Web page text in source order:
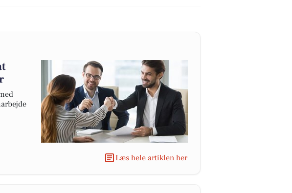
Læs hele artiklen her